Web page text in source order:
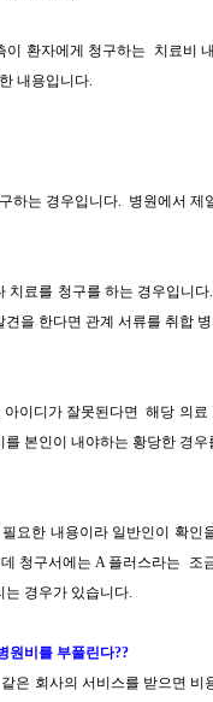
이 환자에게 청구하는 치료비
내용입니다.
하는 경우입니다. 병원에서
치료를 청구를 하는 경우입니
을 한다면 관계 서류를 취합
이디가 잘못된다면 해당 의료
를 본인이 내야하는 황당한 경우
요한 내용이라 일반인이 확
청구서에는 A 플러스라는 조
경우가 있습니다.
원비를 부풀린다??
은 회사의 서비스를 받으면